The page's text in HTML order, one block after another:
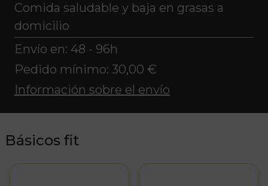
Comida saludable y baja en grasas a
domicilio
Envío en: 48 - 96h
Pedido mínimo: 30,00 €
Información sobre el envío
Básicos fit